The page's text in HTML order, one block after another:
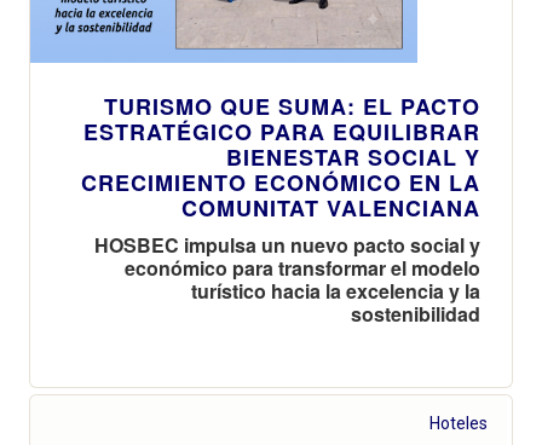
TURISMO QUE SUMA: EL PACTO
ESTRATÉGICO PARA EQUILIBRAR
BIENESTAR SOCIAL Y
CRECIMIENTO ECONÓMICO EN LA
COMUNITAT VALENCIANA
HOSBEC impulsa un nuevo pacto social y
económico para transformar el modelo
turístico hacia la excelencia y la
sostenibilidad
Hoteles